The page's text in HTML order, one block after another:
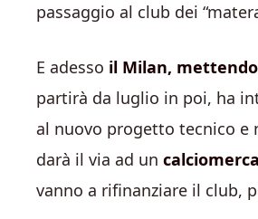
passaggio al club dei
E adesso il Milan,
partirà da luglio in poi, ha
al nuovo progetto tecnico e
darà il via ad un
vanno a rifinanziare il club,